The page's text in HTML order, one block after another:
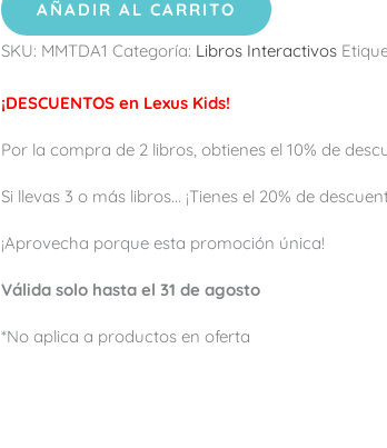
AÑADIR AL CARRITO
SKU: MMTDA1 Categoría: Libros Interactivos
¡DESCUENTOS en Lexus Kids!
Por la compra de 2 libros, obtienes el 10% de
Si llevas 3 o más libros... ¡Tienes el 20% de
¡Aprovecha porque esta promoción única!
Válida solo hasta el 31 de agosto
*No aplica a productos en oferta